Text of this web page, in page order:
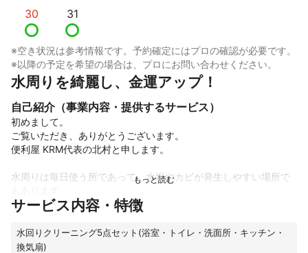
30 31
※空き状況は参考情報です。予約確定にはプロの確認が必要です。
※以降の予定を希望の場合は、プロにお問い合わせください。
水周りを綺麗し、金運アップ！
自己紹介（事業内容・提供するサービス）
初めまして。
ご覧いただき、ありがとうございます。
便利屋 KRM代表の北村と申します。
水周りは毎日使う所であって、水垢やカビが発生しやすい場所で
水周りを綺麗にすると運気が良くなると言われています。
ね。
落ちない汚れを綺麗に致します！
サービス内容・特徴
水回りクリーニング5点セット(浴室・トイレ・洗面所・キッチン・
換気扇)